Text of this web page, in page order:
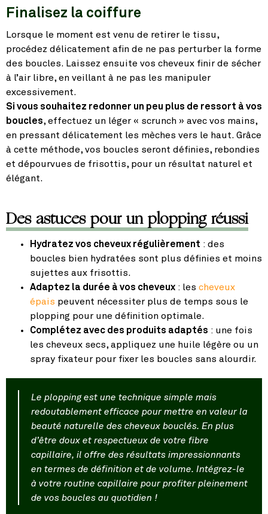
Finalisez la coiffure
Lorsque le moment est venu de retirer le tissu,
procédez délicatement afin de ne pas perturber la forme
des boucles. Laissez ensuite vos cheveux finir de sécher
à l’air libre, en veillant à ne pas les manipuler
excessivement.
Si vous souhaitez redonner un peu plus de ressort à vos
boucles, effectuez un léger « scrunch » avec vos mains,
en pressant délicatement les mèches vers le haut. Grâce
à cette méthode, vos boucles seront définies, rebondies
et dépourvues de frisottis, pour un résultat naturel et
élégant.
Des astuces pour un plopping réussi
Hydratez vos cheveux régulièrement : des
boucles bien hydratées sont plus définies et moins
sujettes aux frisottis.
Adaptez la durée à vos cheveux : les cheveux
épais peuvent nécessiter plus de temps sous le
plopping pour une définition optimale.
Complétez avec des produits adaptés : une fois
les cheveux secs, appliquez une huile légère ou un
spray fixateur pour fixer les boucles sans alourdir.
Le plopping est une technique simple mais
redoutablement efficace pour mettre en valeur la
beauté naturelle des cheveux bouclés. En plus
d’être doux et respectueux de votre fibre
capillaire, il offre des résultats impressionnants
en termes de définition et de volume. Intégrez-le
à votre routine capillaire pour profiter pleinement
de vos boucles au quotidien !